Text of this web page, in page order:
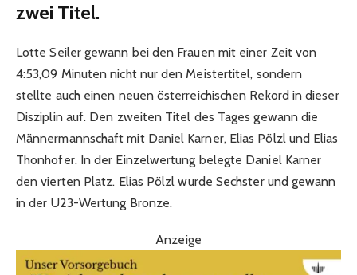
zwei Titel.
Lotte Seiler gewann bei den Frauen mit einer Zeit von
4:53,09 Minuten nicht nur den Meistertitel, sondern
stellte auch einen neuen österreichischen Rekord in dieser
Disziplin auf. Den zweiten Titel des Tages gewann die
Männermannschaft mit Daniel Karner, Elias Pölzl und Elias
Thonhofer. In der Einzelwertung belegte Daniel Karner
den vierten Platz. Elias Pölzl wurde Sechster und gewann
in der U23-Wertung Bronze.
Anzeige